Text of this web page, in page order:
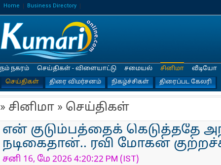
Home Business Directory
நம் நகரம் செய்திகள் - விளையாட்டு சமையல்
சினிமா
செய்திகள்
திரை விமர்சனம் நிகழ்ச்சிகள் திரைப்பட கேலரி
வீடியோ
» சினிமா » செய்திகள்
என் குடும்பத்தைக் கெடுத்ததே
நடிகைதான்.. ரவி மோகன்
சனி 16, மே 2026 4:20:22 PM (IST)